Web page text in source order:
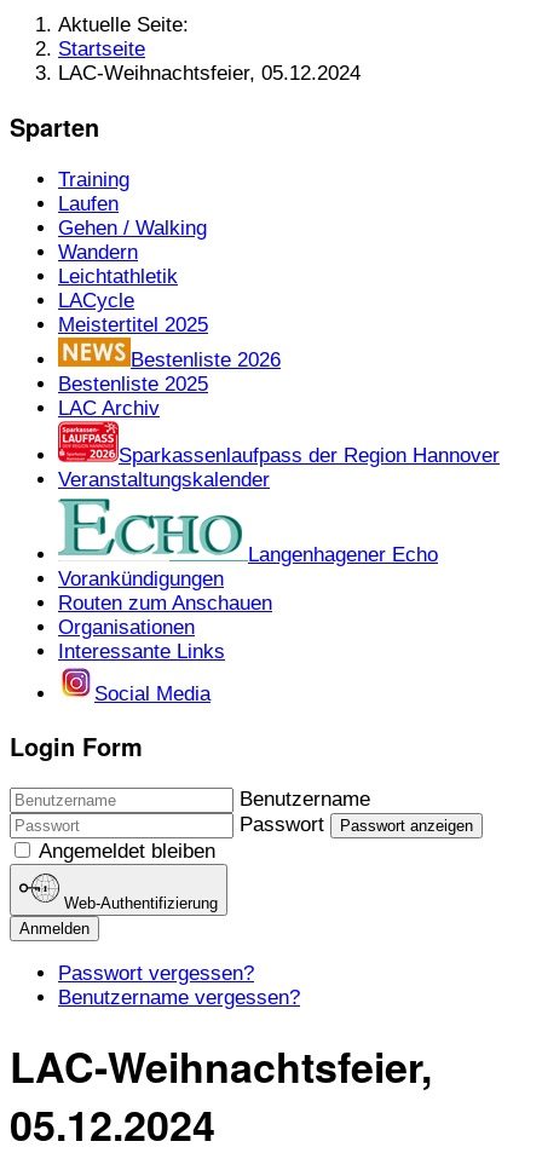
Aktuelle Seite:
Startseite
LAC-Weihnachtsfeier, 05.12.2024
Sparten
Training
Laufen
Gehen / Walking
Wandern
Leichtathletik
LACycle
Meistertitel 2025
Bestenliste 2026
Bestenliste 2025
LAC Archiv
Sparkassenlaufpass der Region Hannover
Veranstaltungskalender
Langenhagener Echo
Vorankündigungen
Routen zum Anschauen
Organisationen
Interessante Links
Social Media
Login Form
Benutzername
Passwort
Passwort anzeigen
Angemeldet bleiben
Web-Authentifizierung
Anmelden
Passwort vergessen?
Benutzername vergessen?
LAC-Weihnachtsfeier,
05.12.2024